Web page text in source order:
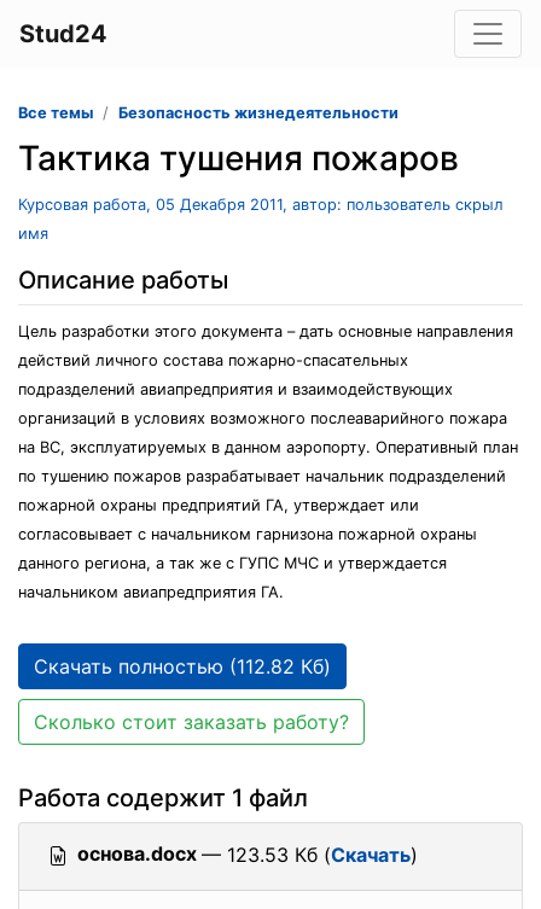
Stud24
Все темы Безопасность жизнедеятельности
Тактика тушения пожаров
Курсовая работа, 05 Декабря 2011, автор: пользователь скрыл
имя
Описание работы
Цель разработки этого документа – дать основные направления
действий личного состава пожарно-спасательных
подразделений авиапредприятия и взаимодействующих
организаций в условиях возможного послеаварийного пожара
на ВС, эксплуатируемых в данном аэропорту. Оперативный план
по тушению пожаров разрабатывает начальник подразделений
пожарной охраны предприятий ГА, утверждает или
согласовывает с начальником гарнизона пожарной охраны
данного региона, а так же с ГУПС МЧС и утверждается
начальником авиапредприятия ГА.
Скачать полностью (112.82 Кб)
Сколько стоит заказать работу?
Работа содержит 1 файл
основа.docx — 123.53 Кб (Скачать)